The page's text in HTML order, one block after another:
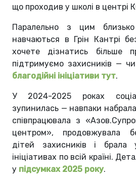
що проходив у школі в центрі
Паралельно з цим
навчаються в Грін Кантрі
хочете дізнатись
підтримуємо захисників —
благодійні ініціативи тут.
У 2024-2025 роках
зупинилась — навпаки
співпрацювала з
центром», продовжувала
дітей захисників і брала
ініціативах по всій країні.
у підсумках 2025 року.